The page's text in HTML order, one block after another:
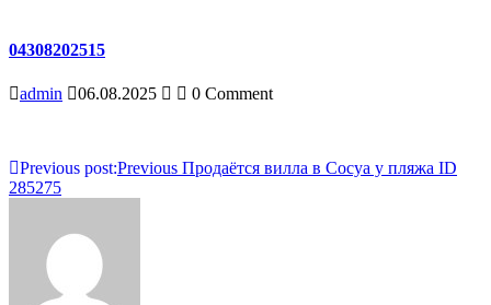
04308202515
admin 06.08.2025 0 Comment
Навигация
по
записям
Previous
Previous post:
Продаётся вилла в Сосуа у пляжа ID
285275